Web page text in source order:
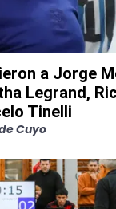
a Jorge
Legrand,
Tinelli
Cuyo